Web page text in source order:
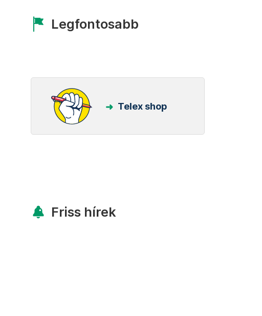
Legfontosabb
Telex shop
Friss hírek